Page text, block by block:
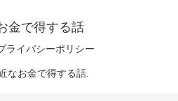
金で得する話
ライバシーポリシー
なお金で得する話.